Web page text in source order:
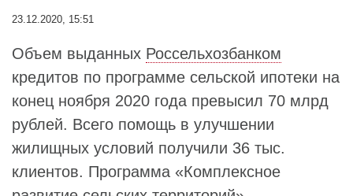
23.12.2020, 15:51
Объем выданных Россельхозбанком
кредитов по программе сельской ипотеки на
конец ноября 2020 года превысил 70 млрд
рублей. Всего помощь в улучшении
жилищных условий получили 36 тыс.
клиентов. Программа «Комплексное